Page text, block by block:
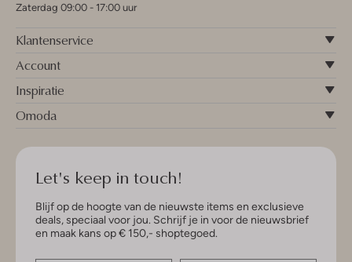
Zaterdag 09:00 - 17:00 uur
Klantenservice
Account
Inspiratie
Omoda
Let's keep in touch!
Blijf op de hoogte van de nieuwste items en exclusieve
deals, speciaal voor jou. Schrijf je in voor de nieuwsbrief
en maak kans op € 150,- shoptegoed.